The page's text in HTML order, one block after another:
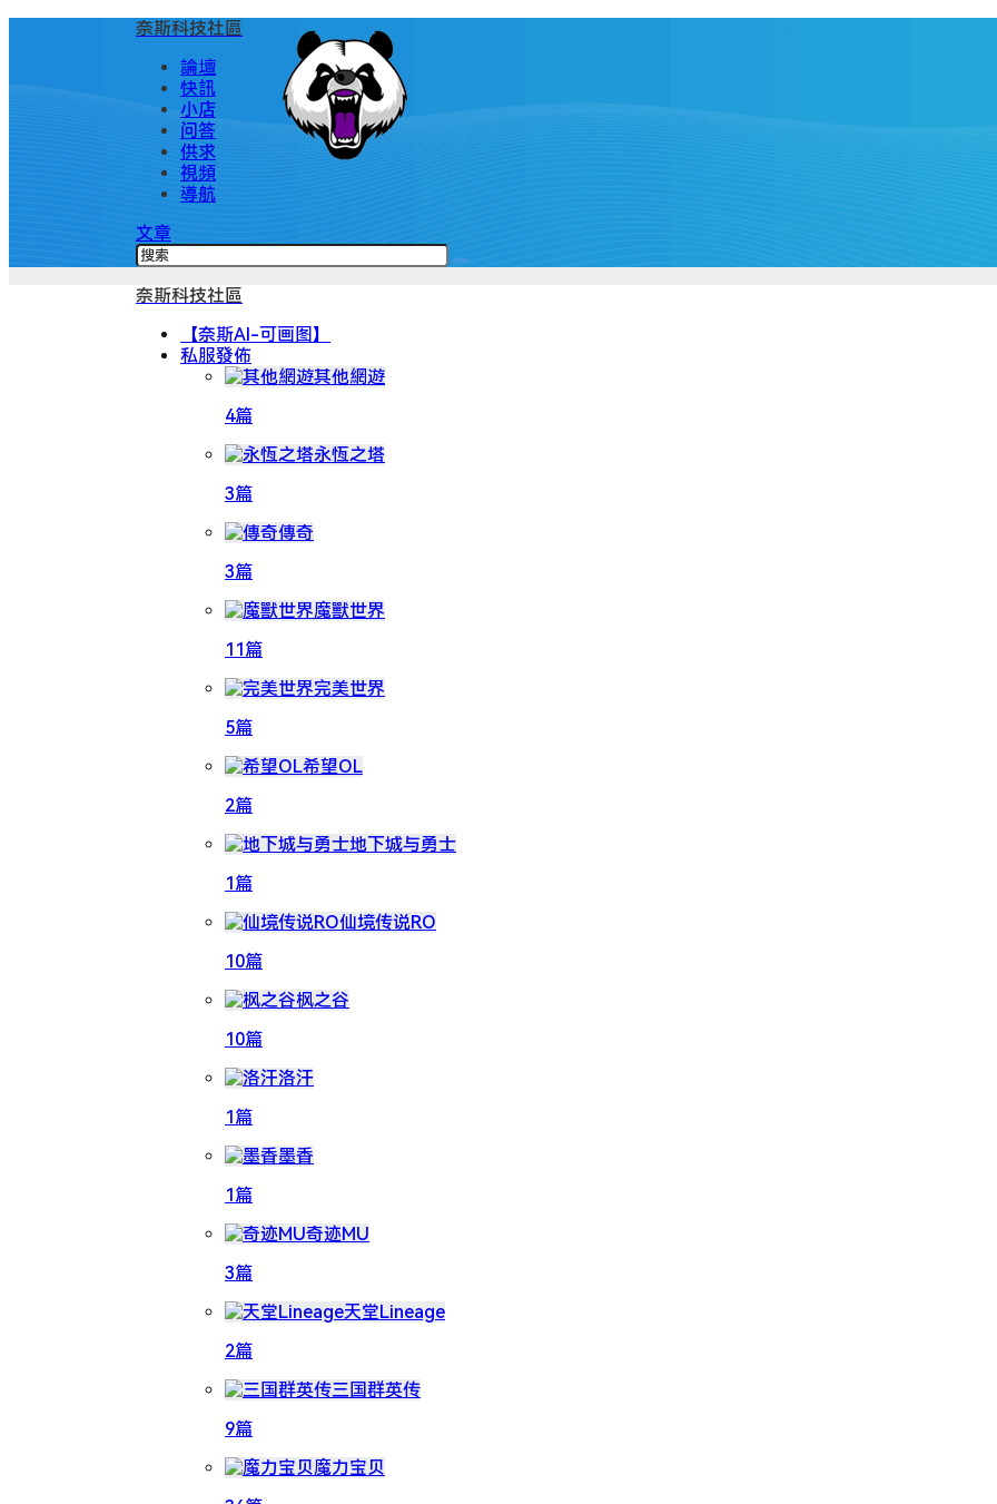
奈斯科技社區
論壇
快訊
小店
问答
供求
視頻
導航
文章
奈斯科技社區
【奈斯AI-可画图】
私服發佈
其他網遊
4篇
永恆之塔
3篇
傳奇
3篇
魔獸世界
11篇
完美世界
5篇
希望OL
2篇
地下城与勇士
1篇
仙境传说RO
10篇
枫之谷
10篇
洛汗
1篇
墨香
1篇
奇迹MU
3篇
天堂Lineage
2篇
三国群英传
9篇
魔力宝贝